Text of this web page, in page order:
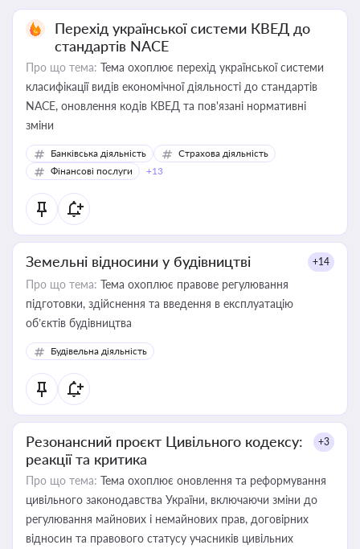
Перехід української системи КВЕД до
стандартів NACE
Про що тема: Тема охоплює перехід української системи
класифікації видів економічної діяльності до стандартів
NACE, оновлення кодів КВЕД та пов'язані нормативні
зміни
Банківська діяльність
Страхова діяльність
Фінансові послуги
+13
Земельні відносини у будівництві +14
Про що тема: Тема охоплює правове регулювання
підготовки, здійснення та введення в експлуатацію
об’єктів будівництва
Будівельна діяльність
Резонансний проєкт Цивільного кодексу:
реакції та критика
+3
Про що тема: Тема охоплює оновлення та реформування
цивільного законодавства України, включаючи зміни до
регулювання майнових і немайнових прав, договірних
відносин та правового статусу учасників цивільних